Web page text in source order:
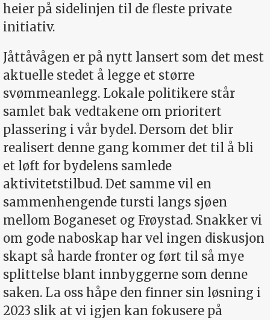
heier på sidelinjen til de fleste private
initiativ.
Jåttåvågen er på nytt lansert som det mest
aktuelle stedet å legge et større
svømmeanlegg. Lokale politikere står
samlet bak vedtakene om prioritert
plassering i vår bydel. Dersom det blir
realisert denne gang kommer det til å bli
et løft for bydelens samlede
aktivitetstilbud. Det samme vil en
sammenhengende tursti langs sjøen
mellom Boganeset og Frøystad. Snakker vi
om gode naboskap har vel ingen diskusjon
skapt så harde fronter og ført til så mye
splittelse blant innbyggerne som denne
saken. La oss håpe den finner sin løsning i
2023 slik at vi igjen kan fokusere på